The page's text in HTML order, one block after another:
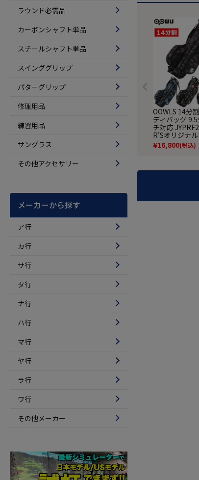
ラウンド必需品
カーボンシャフト単品
スチールシャフト単品
スインググリップ
パターグリップ
修理用品
練習用品
サングラス
その他アクセサリー
メーカーから探す
ア行
カ行
サ行
タ行
ナ行
ハ行
マ行
ヤ行
ラ行
ワ行
その他メーカー
OOWLS 14分
ディバッグ
チ対応
R'Sオリジナル
¥16,800(税込)